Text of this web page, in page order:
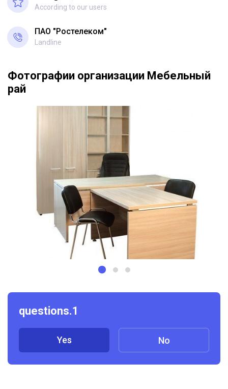
According to our users
ПАО "Ростелеком"
Landline
Фотографии организации Мебельный
рай
questions.1
Yes No